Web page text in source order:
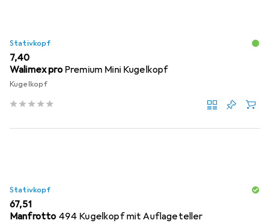
Stativkopf
EUR
7,40
Walimex pro Premium Mini Kugelkopf
Kugelkopf
Stativkopf
EUR
67,51
Manfrotto 494 Kugelkopf mit Auflageteller